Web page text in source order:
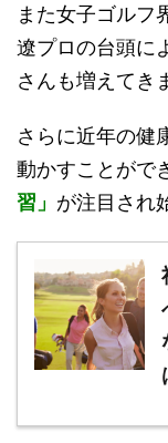
また女子ゴルフ
遼プロの台頭に
さんも増えてき
さらに近年の健
動かすことがで
習」 が注目され